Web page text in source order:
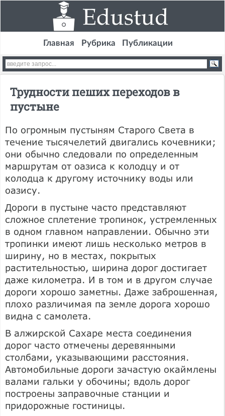
Главная Рубрика Публикации
Трудности пеших переходов в
пустыне
По огромным пустыням Старого Света в
течение тысячелетий двигались кочевники;
они обычно следовали по определенным
маршрутам от оазиса к колодцу и от
колодца к другому источнику воды или
оазису.
Дороги в пустыне часто представляют
сложное сплетение тропинок, устремленных
в одном главном направлении. Обычно эти
тропинки имеют лишь несколько метров в
ширину, но в местах, покрытых
растительностью, ширина дорог достигает
даже километра. И в том и в другом случае
дороги хорошо заметны. Даже заброшенная,
плохо различимая па земле дорога хорошо
видна с самолета.
В алжирской Сахаре места соединения
дорог часто отмечены деревянными
столбами, указывающими расстояния.
Автомобильные дороги зачастую окаймлены
валами гальки у обочины; вдоль дорог
построены заправочные станции и
придорожные гостиницы.